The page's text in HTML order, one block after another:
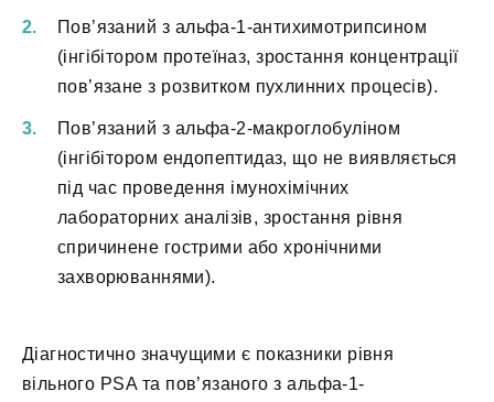
Пов’язаний з альфа-1-антихимотрипсином
(інгібітором протеїназ, зростання концентрації
пов’язане з розвитком пухлинних процесів).
Пов’язаний з альфа-2-макроглобуліном
(інгібітором ендопептидаз, що не виявляється
під час проведення імунохімічних
лабораторних аналізів, зростання рівня
спричинене гострими або хронічними
захворюваннями).
Діагностично значущими є показники рівня
вільного PSA та пов’язаного з альфа-1-